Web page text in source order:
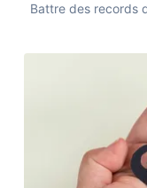
Battre des records